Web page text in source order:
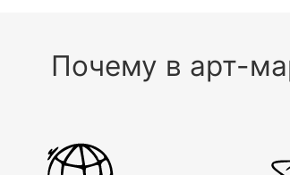
Почему в арт-